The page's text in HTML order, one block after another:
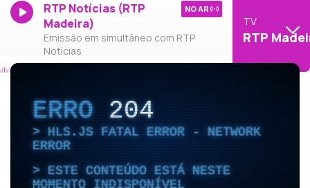
RTP Notícias (RTP
Madeira)
Emissão em simultâneo com RTP
Notícias
NO AR
TV
RTP
ERRO204
HLS.JS FATAL ERROR - NETWORK
ERROR
ESTE CONTEÚDO ESTÁ NESTE
MOMENTO INDISPONÍVEL